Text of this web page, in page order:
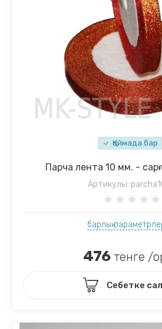
Қоймада бар
Парча лента 10 мм. -
Артикулы:
барлық
476тенге /
Себетке